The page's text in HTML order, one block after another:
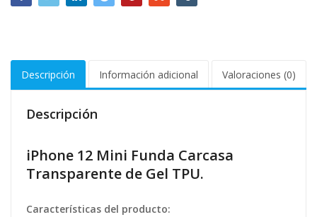
Descripción Información adicional Valoraciones (0)
Descripción
iPhone 12 Mini Funda Carcasa
Transparente de Gel TPU.
Características del producto: